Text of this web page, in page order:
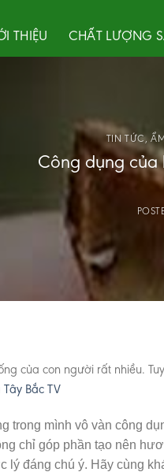
THIỆU CHẤT LƯỢNG
TIN TỨC,
Công dụng của
của con người rất nhiều.
Tây Bắc TV
trong mình vô vàn công
chỉ góp phần tạo nên
đáng chú ý. Hãy cùng